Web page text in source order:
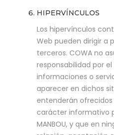
HIPERVÍNCULOS
Los hipervínculos
Web pueden dirigir a
terceros. COWA no
responsabilidad por
informaciones o
aparecer en dichos
entenderán
carácter informativo
MANBOU, y que en